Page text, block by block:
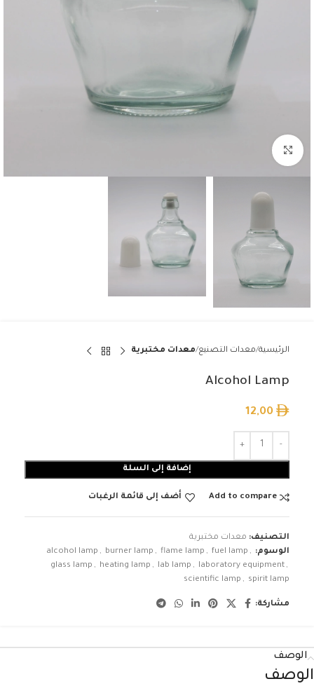
الرئيسية معدات التصنيع معدات مختبرية
Alcohol Lamp
12,00
إضافة إلى السلة
Add to compare أضف إلى قائمة الرغبات
التصنيف: معدات مختبرية
الوسوم:
alcohol lamp , burner lamp , flame lamp , fuel lamp ,
glass lamp , heating lamp , lab lamp , laboratory equipment ,
scientific lamp , spirit lamp
مشاركة:
الوصف
الوصف